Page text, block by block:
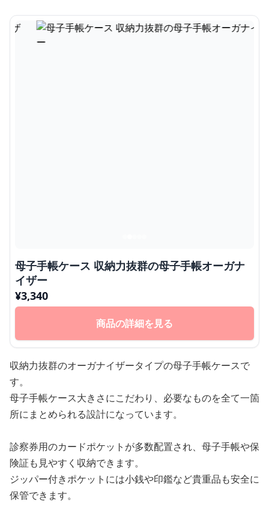
母子手帳ケース 収納力抜群の母子手帳オーガナ
イザー
¥3,340
商品の詳細を見る
収納力抜群のオーガナイザータイプの母子手帳ケースで
す。
母子手帳ケース大きさにこだわり、必要なものを全て一箇
所にまとめられる設計になっています。
診察券用のカードポケットが多数配置され、母子手帳や保
険証も見やすく収納できます。
ジッパー付きポケットには小銭や印鑑など貴重品も安全に
保管できます。